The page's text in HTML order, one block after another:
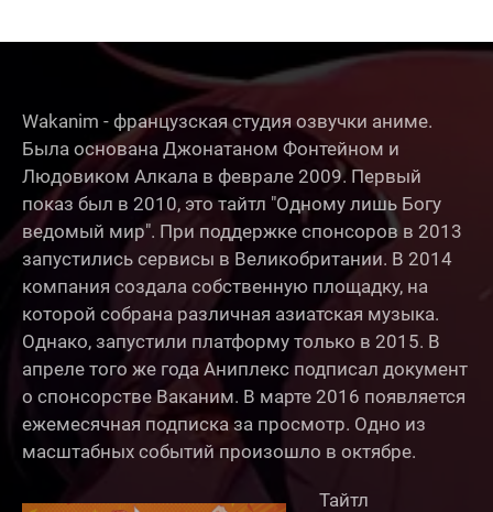
Wakanim - французская студия озвучки аниме.
Была основана Джонатаном Фонтейном и
Людовиком Алкала в феврале 2009. Первый
показ был в 2010, это тайтл "Одному лишь Богу
ведомый мир". При поддержке спонсоров в 2013
запустились сервисы в Великобритании. В 2014
компания создала собственную площадку, на
которой собрана различная азиатская музыка.
Однако, запустили платформу только в 2015. В
апреле того же года Аниплекс подписал документ
о спонсорстве Ваканим. В марте 2016 появляется
ежемесячная подписка за просмотр. Одно из
масштабных событий произошло в октябре.
Тайтл